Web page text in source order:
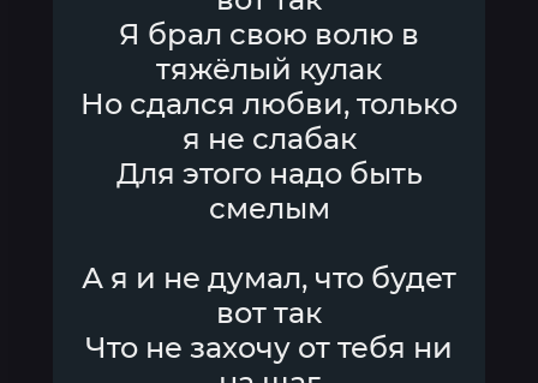
Я брал свою волю в
тяжёлый кулак
Но сдался любви, только
я не слабак
Для этого надо быть
смелым
А я и не думал, что будет
вот так
Что не захочу от тебя ни